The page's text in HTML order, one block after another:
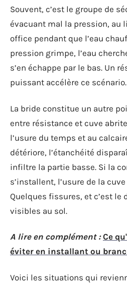
Souvent, c’est le groupe de
évacuant mal la pression, au
office pendant que l’eau
pression grimpe, l’eau
s’en échappe par le bas. Un
puissant accélère ce scénario.
La bride constitue un autre
entre résistance et cuve
l’usure du temps et au
détériore, l’étanchéité
infiltre la partie basse. Si la
s’installent, l’usure de la
Quelques fissures, et c’est le
visibles au sol.
A lire en complément : Ce
éviter en installant ou
Voici les situations qui